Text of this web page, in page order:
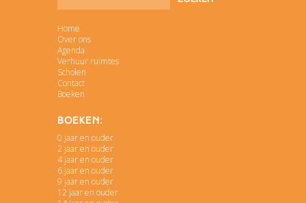
Home
Over ons
Agenda
Verhuur ruimtes
Scholen
Contact
Boeken
Boeken:
0 jaar en ouder
2 jaar en ouder
4 jaar en ouder
6 jaar en ouder
9 jaar en ouder
12 jaar en ouder